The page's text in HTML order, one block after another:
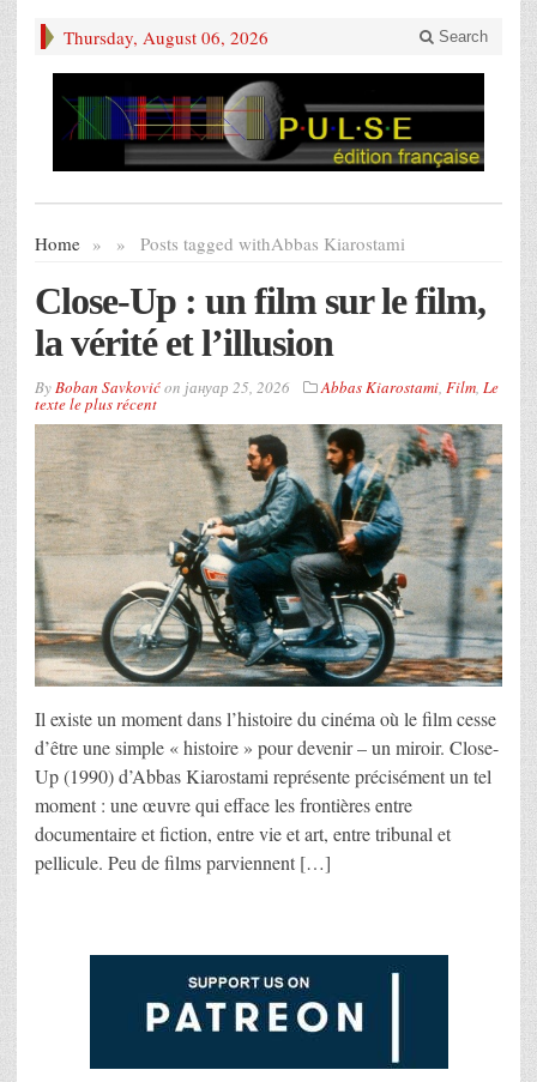
Thursday, August 06, 2026 Search
Home » Posts tagged with
» Abbas Kiarostami
Close-Up : un film sur le film,
la vérité et l’illusion
ByBoban Savkovićon јануар 25, 2026 Abbas Kiarostami, Film, Le
texte le plus récent
Il existe un moment dans l’histoire du cinéma où le film cesse
d’être une simple « histoire » pour devenir – un miroir. Close-
Up (1990) d’Abbas Kiarostami représente précisément un tel
moment : une œuvre qui efface les frontières entre
documentaire et fiction, entre vie et art, entre tribunal et
pellicule. Peu de films parviennent […]